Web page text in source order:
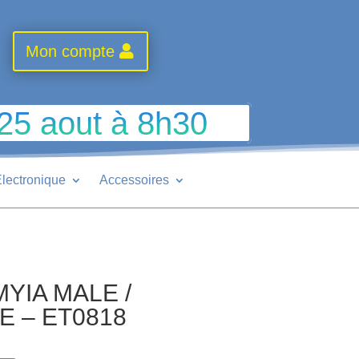
Mon compte
aout à 8h30
Accessoires
MALE /
– ET0818